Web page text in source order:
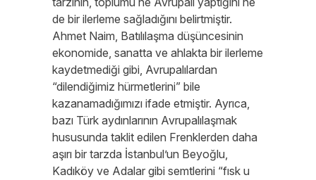
de bir ilerleme sağladığını belirtmiştir.
Ahmet Naim, Batılılaşma düşüncesinin
ekonomide, sanatta ve ahlakta bir ilerleme
kaydetmediği gibi, Avrupalılardan
“dilendiğimiz hürmetlerini” bile
kazanamadığımızı ifade etmiştir. Ayrıca,
bazı Türk aydınlarının Avrupalılaşmak
hususunda taklit edilen Frenklerden daha
aşırı bir tarzda İstanbul’un Beyoğlu,
Kadıköy ve Adalar gibi semtlerini “fısk u